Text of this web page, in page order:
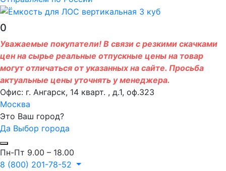
0
Уважаемые покупатели! В связи с резкими скачками
цен на сырье реальные отпускные цены на товар
могут отличаться от указанных на сайте. Просьба
актуальные цены уточнять у менеджера.
Офис: г. Ангарск, 14 кварт. , д.1, оф.323
Москва
Это Ваш город?
Да Выбор города
Пн-Пт 9.00 – 18.00
8 (800) 201-78-52